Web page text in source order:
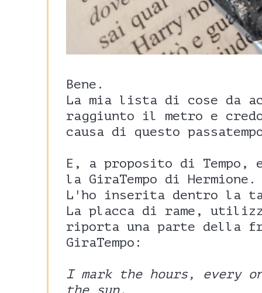
Bene.
La mia lista di cose da
raggiunto il metro e
causa di questo
E, a proposito di Tempo,
la GiraTempo di Hermione.
L'ho inserita dentro la
La placca di rame,
riporta una parte della
GiraTempo:
I mark the hours, every
the sun.